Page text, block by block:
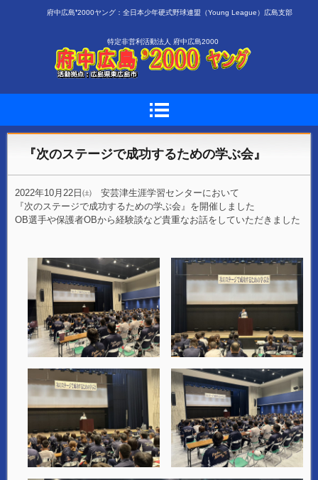
府中広島❜2000ヤング：全日本少年硬式野球連盟（Young League）広島支部
特定非営利活動法人 府中広島2000
『次のステージで成功するための学ぶ会』
2022年10月22日㈯ 安芸津生涯学習センターにおいて
『次のステージで成功するための学ぶ会』を開催しました
OB選手や保護者OBから経験談など貴重なお話をしていただきました